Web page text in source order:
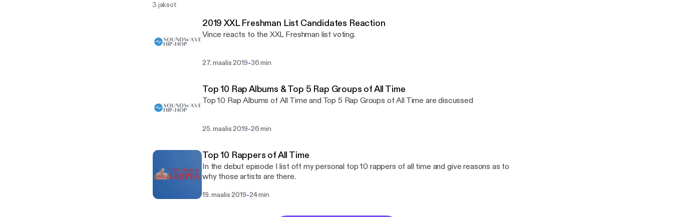
3 jaksot
2019 XXL Freshman List Candidates Reaction
Vince reacts to the XXL Freshman list voting.
27. maalis 2019-36 min
Top 10 Rap Albums & Top 5 Rap Groups of All Time
Top 10 Rap Albums of All Time and Top 5 Rap Groups of All Time are discussed
25. maalis 2019-26 min
Top 10 Rappers of All Time
In the debut episode I list off my personal top 10 rappers of all time and give reasons as to
why those artists are there.
19. maalis 2019-24 min